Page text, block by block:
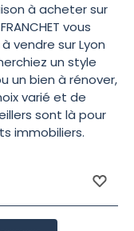
à acheter sur
vous
vendre sur Lyon
un style
un bien à rénover,
varié et de
sont là pour
immobiliers.